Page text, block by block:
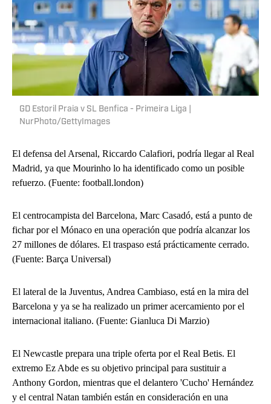
GD Estoril Praia v SL Benfica - Primeira Liga |
NurPhoto/GettyImages
El defensa del Arsenal, Riccardo Calafiori, podría llegar al Real
Madrid, ya que Mourinho lo ha identificado como un posible
refuerzo. (Fuente: football.london)
El centrocampista del Barcelona, ​​Marc Casadó, está a punto de
fichar por el Mónaco en una operación que podría alcanzar los
27 millones de dólares. El traspaso está prácticamente cerrado.
(Fuente: Barça Universal)
El lateral de la Juventus, Andrea Cambiaso, está en la mira del
Barcelona y ya se ha realizado un primer acercamiento por el
internacional italiano. (Fuente: Gianluca Di Marzio)
El Newcastle prepara una triple oferta por el Real Betis. El
extremo Ez Abde es su objetivo principal para sustituir a
Anthony Gordon, mientras que el delantero 'Cucho' Hernández
y el central Natan también están en consideración en una